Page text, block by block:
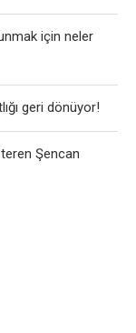
için neler
geri dönüyor!
Şencan